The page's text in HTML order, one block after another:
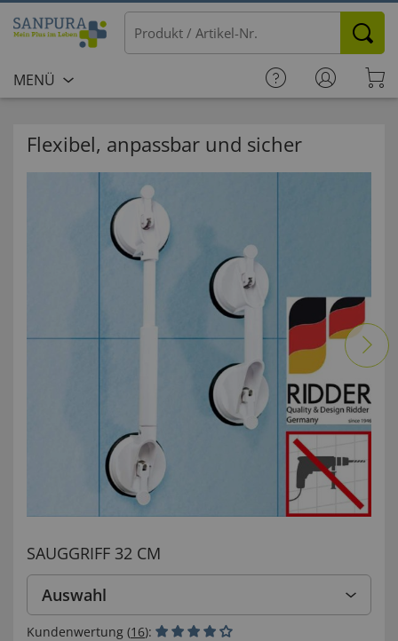
MENÜ
Flexibel, anpassbar und sicher
SAUGGRIFF 32 CM
Auswahl
Kundenwertung (16):